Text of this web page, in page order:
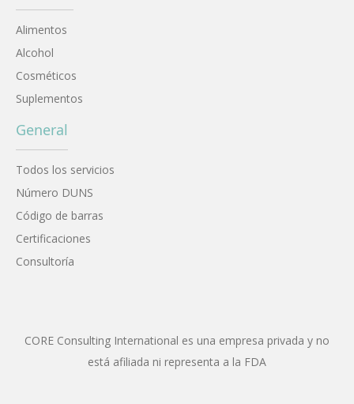
Alimentos
Alcohol
Cosméticos
Suplementos
General
Todos los servicios
Número DUNS
Código de barras
Certificaciones
Consultoría
CORE Consulting International es una empresa privada y no
está afiliada ni representa a la FDA